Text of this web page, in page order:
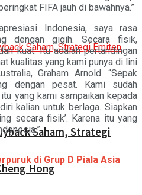
Saham, Strategi
Hong
FIFA jauh di bawahnya.”
Indonesia, saya rasa
dengan gigih. Secara fisik,
kuat. Itu adalah pertandingan
kualitas yang kami punya di lini
Graham Arnold. “Sepak
dengan pesat. Kami sudah
yang kami sampaikan kepada
kalian untuk berlaga. Siapkan
secara fisik’. Karena itu yang
di Grup D Piala Asia